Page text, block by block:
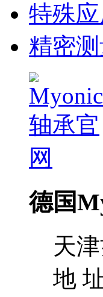
特殊应
精密
德国
天
地